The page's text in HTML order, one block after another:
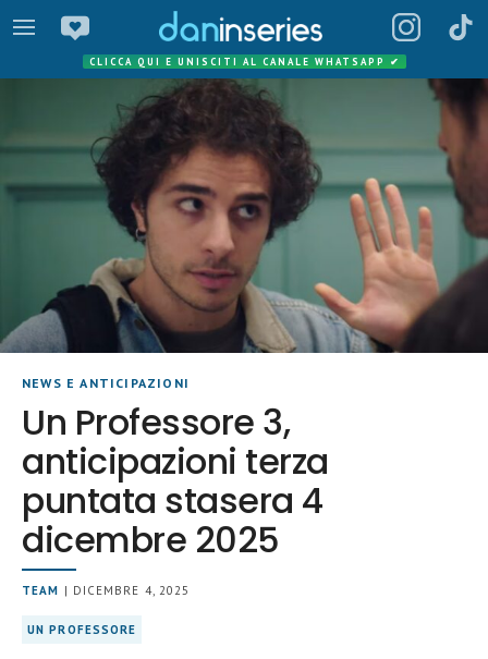
CLICCA QUI E UNISCITI AL CANALE WHATSAPP ✔
NEWS E ANTICIPAZIONI
Un Professore 3,
anticipazioni terza
puntata stasera 4
dicembre 2025
TEAM | DICEMBRE 4, 2025
UN PROFESSORE